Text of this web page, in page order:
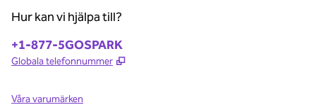
Hur kan vi hjälpa till?
Telefon:
+1-877-5GOSPARK
Globala telefonnummer ,
Våra varumärken